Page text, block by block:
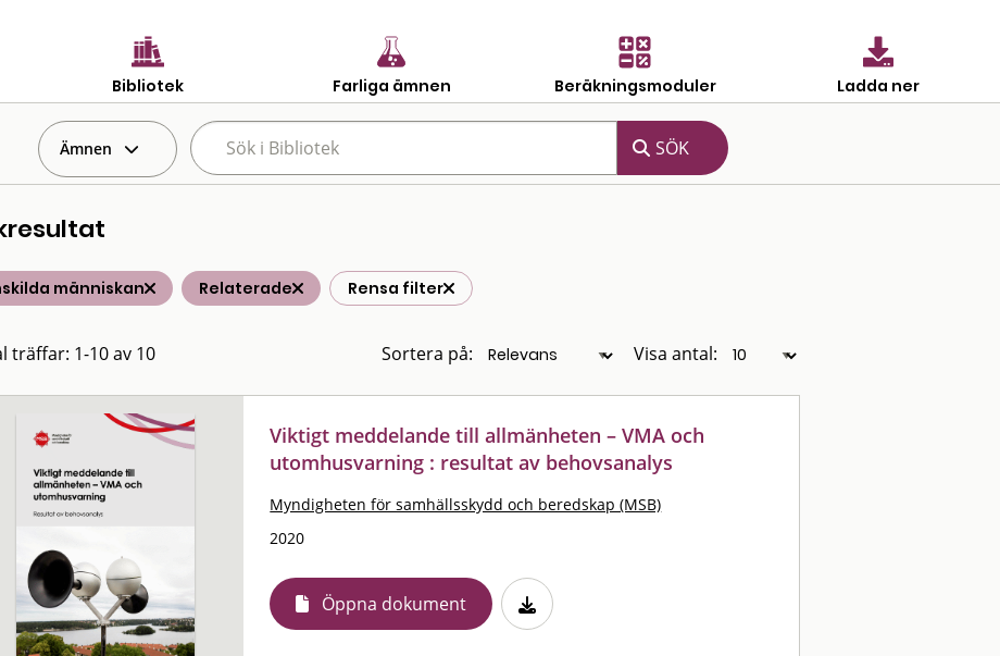
Bibliotek Farliga ämnen Beräkningsmoduler Ladda ner
Ämnen
människan Relaterade Rensa filter
träffar: 1-10 av 10 Sortera på: Visa antal:
Viktigt meddelande till allmänheten – VMA och
utomhusvarning : resultat av behovsanalys
Myndigheten för samhällsskydd och beredskap (MSB)
2020
Öppna dokument